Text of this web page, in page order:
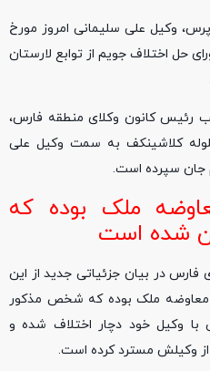
وکیل علی سلیمانی امروز مورخ
و شورای حل اختلاف جویم از توابع لارستان
رئیس کانون وکلای منطقه فارس،
کلاشینکف به سمت وکیل علی
جان سپرده است.
ملک بوده که
شده است
در بیان جزئیاتی جدید از این
معاوضه ملک بوده که شخص مذکور
وکیل خود دچار اختلاف شده و
از وکیلش مسترد کرده است.